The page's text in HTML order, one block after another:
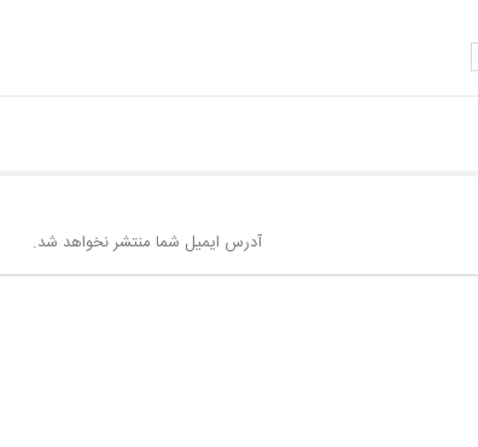
آدرس ایمیل شما منتشر نخواهد شد.